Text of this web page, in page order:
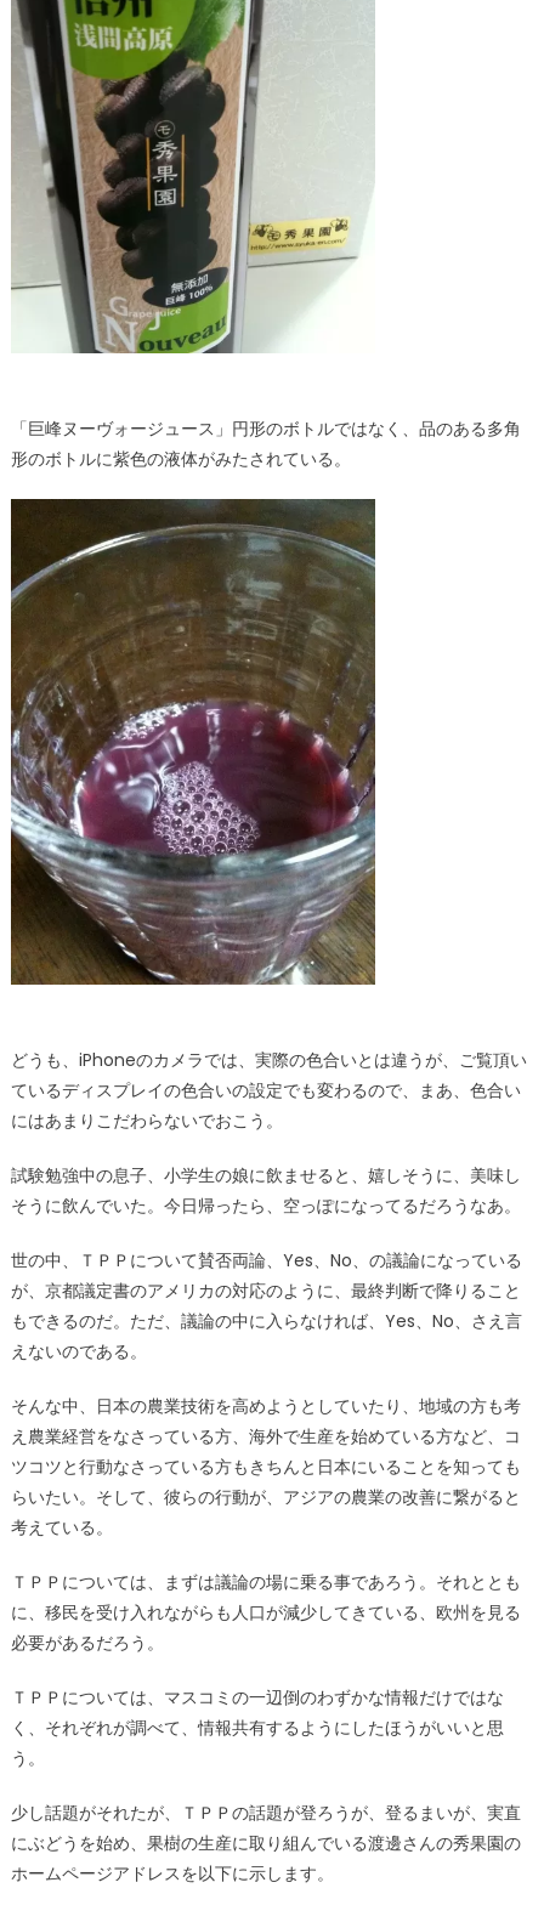
「巨峰ヌーヴォージュース」円形のボトルではなく、品のある多角
形のボトルに紫色の液体がみたされている。
どうも、iPhoneのカメラでは、実際の色合いとは違うが、ご覧頂い
ているディスプレイの色合いの設定でも変わるので、まあ、色合い
にはあまりこだわらないでおこう。
試験勉強中の息子、小学生の娘に飲ませると、嬉しそうに、美味し
そうに飲んでいた。今日帰ったら、空っぽになってるだろうなあ。
世の中、ＴＰＰについて賛否両論、Yes、No、の議論になっている
が、京都議定書のアメリカの対応のように、最終判断で降りること
もできるのだ。ただ、議論の中に入らなければ、Yes、No、さえ言
えないのである。
そんな中、日本の農業技術を高めようとしていたり、地域の方も考
え農業経営をなさっている方、海外で生産を始めている方など、コ
ツコツと行動なさっている方もきちんと日本にいることを知っても
らいたい。そして、彼らの行動が、アジアの農業の改善に繋がると
考えている。
ＴＰＰについては、まずは議論の場に乗る事であろう。それととも
に、移民を受け入れながらも人口が減少してきている、欧州を見る
必要があるだろう。
ＴＰＰについては、マスコミの一辺倒のわずかな情報だけではな
く、それぞれが調べて、情報共有するようにしたほうがいいと思
う。
少し話題がそれたが、ＴＰＰの話題が登ろうが、登るまいが、実直
にぶどうを始め、果樹の生産に取り組んでいる渡邊さんの秀果園の
ホームページアドレスを以下に示します。